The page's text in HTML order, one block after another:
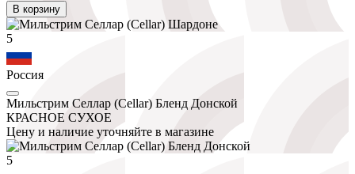
В корзину
5
Россия
Мильстрим Селлар (Cellar) Бленд Донской
КРАСНОЕ СУХОЕ
Цену и наличие уточняйте в магазине
5